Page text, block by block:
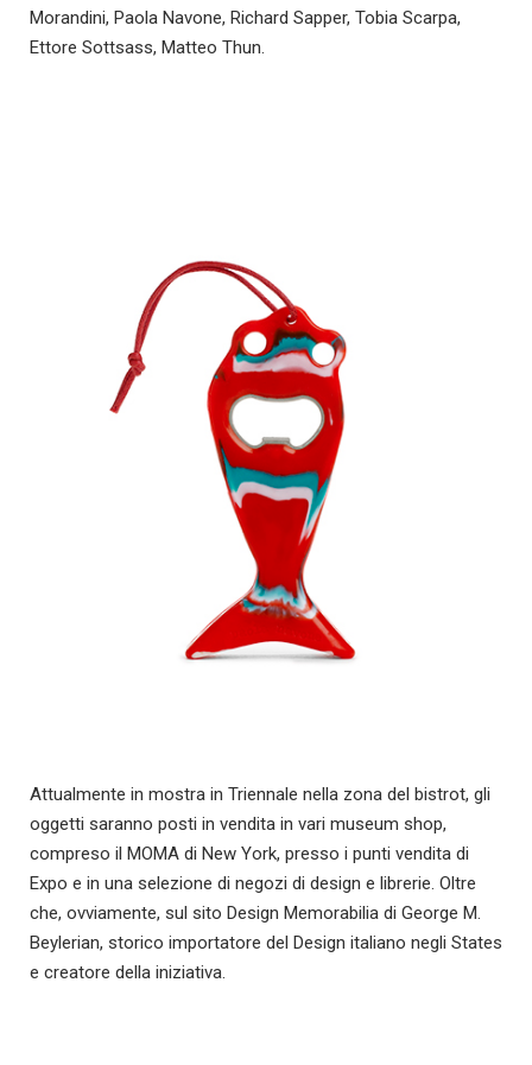
Morandini, Paola Navone, Richard Sapper, Tobia Scarpa,
Ettore Sottsass, Matteo Thun.
Attualmente in mostra in Triennale nella zona del bistrot, gli
oggetti saranno posti in vendita in vari museum shop,
compreso il MOMA di New York, presso i punti vendita di
Expo e in una selezione di negozi di design e librerie. Oltre
che, ovviamente, sul sito Design Memorabilia di George M.
Beylerian, storico importatore del Design italiano negli States
e creatore della iniziativa.